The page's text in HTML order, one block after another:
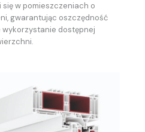
w pomieszczeniach o
gwarantując oszczędność
wykorzystanie dostępnej